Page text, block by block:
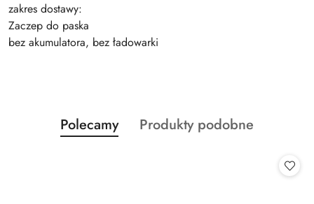
zakres dostawy:
Zaczep do paska
bez akumulatora, bez ładowarki
Pomiń karuzelę produktów
Produkty
o
Polecamy
Produkty
Produkty podobne